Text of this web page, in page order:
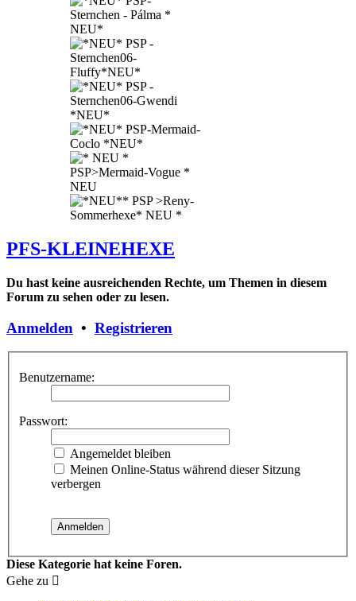
PFS-KLEINEHEXE
Du hast keine ausreichenden Rechte, um Themen in diesem
Forum zu sehen oder zu lesen.
Anmelden • Registrieren
Benutzername:
Passwort:
Angemeldet bleiben
Meinen Online-Status während dieser Sitzung
verbergen
Diese Kategorie hat keine Foren.
Gehe zu